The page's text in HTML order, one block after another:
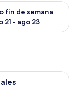
ago 14 -
fin de semana
21 - ago 23
disponibilidad
hotel con dos camas,